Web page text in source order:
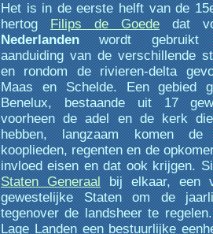
Het is in de eerste helft van de
hertogFilips de Goededat
Nederlandenwordt gebruikt
aanduiding van de verschillende
en rondom de rivieren-delta
Maas en Schelde. Een gebied
Benelux, bestaande uit 17
voorheen de adel en de kerk
hebben, langzaam komen
kooplieden, regenten en de
invloed eisen en dat ook krijgen.
Staten Generaalbij elkaar, een
gewestelijke Staten om de
tegenover de landsheer te
Lage Landen een bestuurlijke